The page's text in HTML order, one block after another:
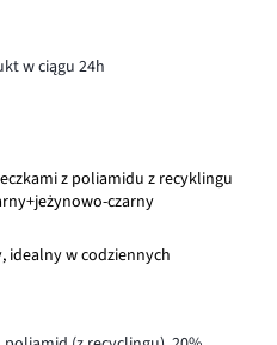
w ciągu 24h
z poliamidu z recyklingu
czarny
idealny w codziennych